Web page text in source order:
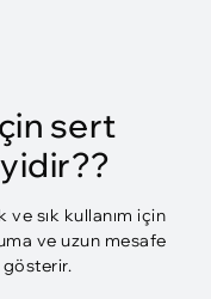
sert
ve sık kullanım için
ve uzun mesafe
gösterir.